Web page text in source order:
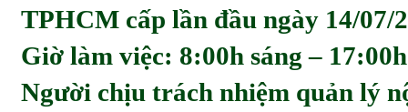
TPHCM cấp lần đầu ngày 14/07/
Giờ làm việc: 8:00h sáng –
Người chịu trách nhiệm quản lý